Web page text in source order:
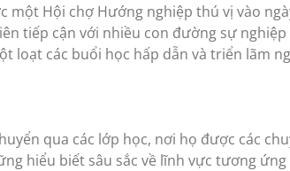
một Hội chợ Hướng nghiệp thú vị vào
tiếp cận với nhiều con đường sự
loạt các buổi học hấp dẫn và triển lãm
qua các lớp học, nơi họ được các
hiểu biết sâu sắc về lĩnh vực tương